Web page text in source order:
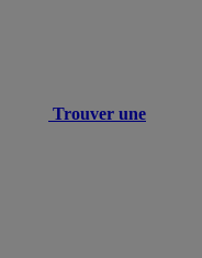
Trouver une